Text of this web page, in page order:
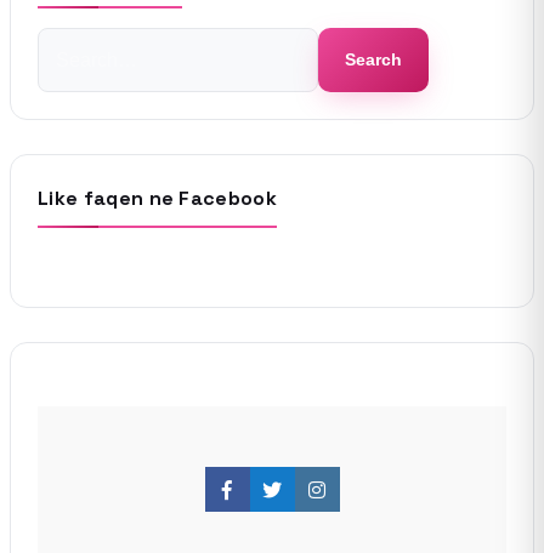
Search
Like faqen ne Facebook
FacebookTwitterInstagram